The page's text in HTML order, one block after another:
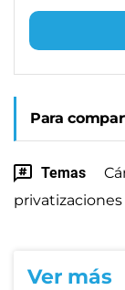
Para
Temas
privatizaciones
Ver más